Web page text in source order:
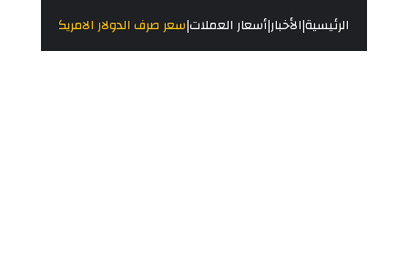
الرئيسية|الأخبار|أسعار العملات|سعر صرف الدولار الامريكي مقابل